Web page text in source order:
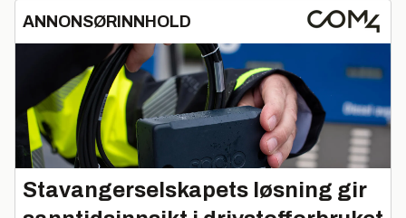
ANNONSØRINNHOLD
Stavangerselskapets løsning gir